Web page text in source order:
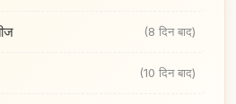
(8 दिन बाद)
(10 दिन बाद)